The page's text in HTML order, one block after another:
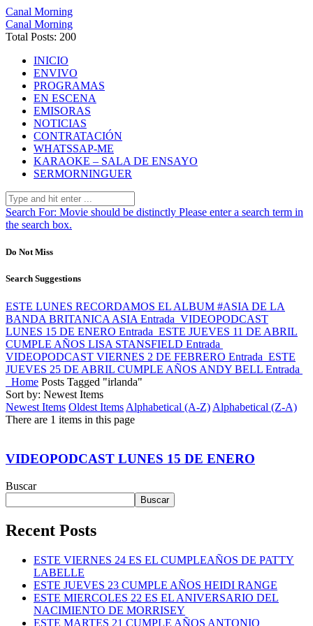
Canal Morning
Canal Morning
Total Posts: 200
INICIO
ENVIVO
PROGRAMAS
EN ESCENA
EMISORAS
NOTICIAS
CONTRATACIÓN
WHATSSAP-ME
KARAOKE – SALA DE ENSAYO
SERMORNINGUER
Search For: Movie should be distinctly Please enter a search term in
the search box.
Do Not Miss
Search Suggestions
ESTE LUNES RECORDAMOS EL ALBUM #ASIA DE LA
BANDA BRITANICA ASIA Entrada VIDEOPODCAST
LUNES 15 DE ENERO Entrada ESTE JUEVES 11 DE ABRIL
CUMPLE AÑOS LISA STANSFIELD Entrada
VIDEOPODCAST VIERNES 2 DE FEBRERO Entrada ESTE
JUEVES 25 DE ABRIL CUMPLE AÑOS ANDY BELL Entrada
Home Posts Tagged "irlanda"
Sort by: Newest Items
Newest Items Oldest Items Alphabetical (A-Z) Alphabetical (Z-A)
There are 1 items in this page
VIDEOPODCAST LUNES 15 DE ENERO
Buscar
Buscar
Recent Posts
ESTE VIERNES 24 ES EL CUMPLEAÑOS DE PATTY
LABELLE
ESTE JUEVES 23 CUMPLE AÑOS HEIDI RANGE
ESTE MIERCOLES 22 ES EL ANIVERSARIO DEL
NACIMIENTO DE MORRISEY
ESTE MARTES 21 CUMPLE AÑOS ANTONIO